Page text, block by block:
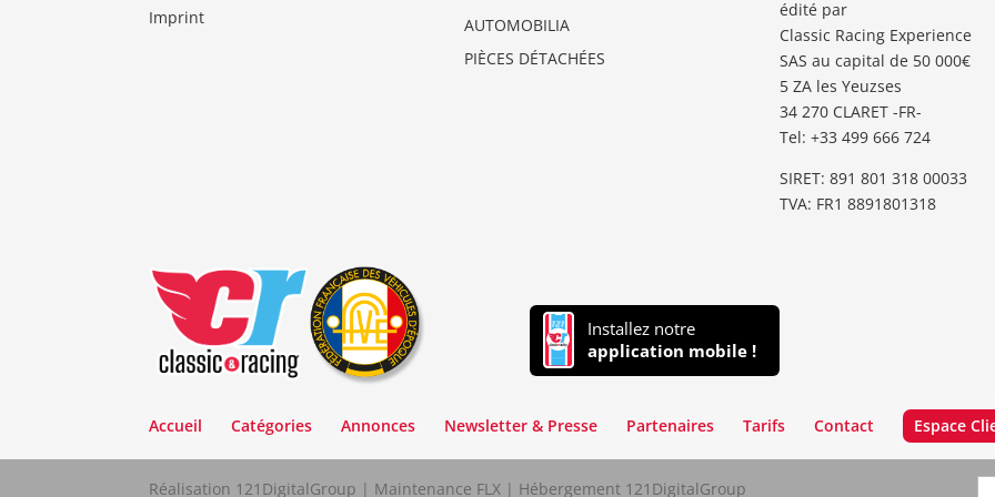
Imprint
AUTOMOBILIA
PIÈCES DÉTACHÉES
édité par
Classic Racing Experience
SAS au capital de 50 000€
5 ZA les Yeuzses
34 270 CLARET -FR-
Tel: ‭+33 499 666 724‬
SIRET: 891 801 318 00033
TVA: FR1 8891801318
Installez notre
application mobile !
Accueil Catégories Annonces Newsletter & Presse Partenaires Tarifs Contact Espace
Réalisation 121DigitalGroup | Maintenance FLX | Hébergement 121DigitalGroup